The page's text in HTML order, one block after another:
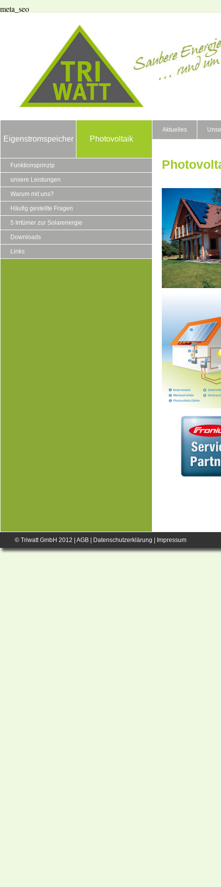
meta_seo
Eigenstromspeicher Photovoltaik
Aktuelles
Funktionsprinzip
unsere Leistungen
Warum mit uns?
Häufig gestellte Fragen
5 Irrtümer zur Solarenergie
Downloads
Links
© Triwatt GmbH 2012 | AGB Datenschutzerklärung Impressum